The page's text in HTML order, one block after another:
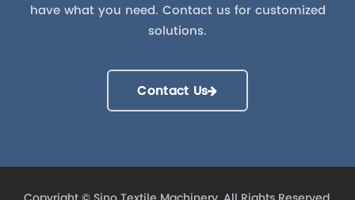
have what you need. Contact us for customized
solutions.
Contact Us